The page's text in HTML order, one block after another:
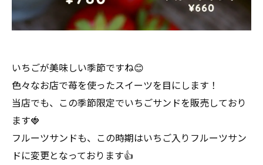
いちごが美味しい季節ですね😊
色々なお店で苺を使ったスイーツを目にします！
当店でも、この季節限定でいちごサンドを販売しており
ます🍓
フルーツサンドも、この時期はいちご入りフルーツサン
ドに変更となっております👍